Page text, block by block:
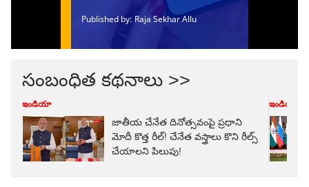
సంబంధిత కథనాలు >>
ఇండియా
జాతీయ చేనేత దినోత్సవంపై ప్రధాని
మోదీ కొత్త రీల్‌! చేనేత వస్త్రాలు కొని రీల్స్
చేయాలని పిలుపు!
ఇండియా